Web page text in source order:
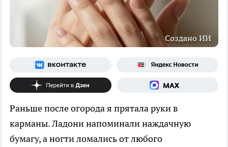
Создано ИИ
Раньше после огорода я прятала руки в
карманы. Ладони напоминали наждачную
бумагу, а ногти ломались от любого